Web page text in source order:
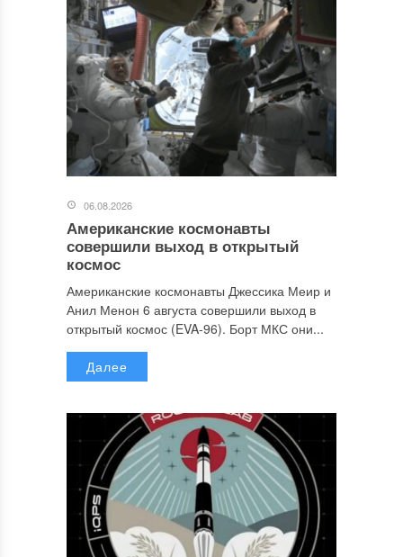
06.08.2026
Американские космонавты
совершили выход в открытый
космос
Американские космонавты Джессика Меир и
Анил Менон 6 августа совершили выход в
открытый космос (EVA-96). Борт МКС они...
Далее